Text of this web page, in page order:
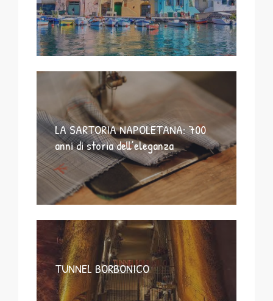
LA SARTORIA NAPOLETANA: 700
anni di storia dell’eleganza
TUNNEL BORBONICO